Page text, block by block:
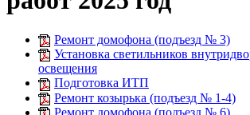
Ремонт домофона (подъезд № 3)
Установка светильников
освещения
Подготовка ИТП
Ремонт козырька (подъезд № 1-4)
Ремонт домофона (подъезд № 6)